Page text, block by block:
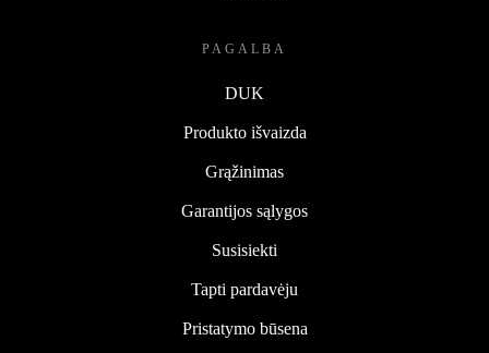
PAGALBA
DUK
Produkto išvaizda
Grąžinimas
Garantijos sąlygos
Susisiekti
Tapti pardavėju
Pristatymo būsena